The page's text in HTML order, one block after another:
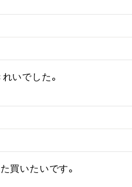
いでした。
買いたいです。